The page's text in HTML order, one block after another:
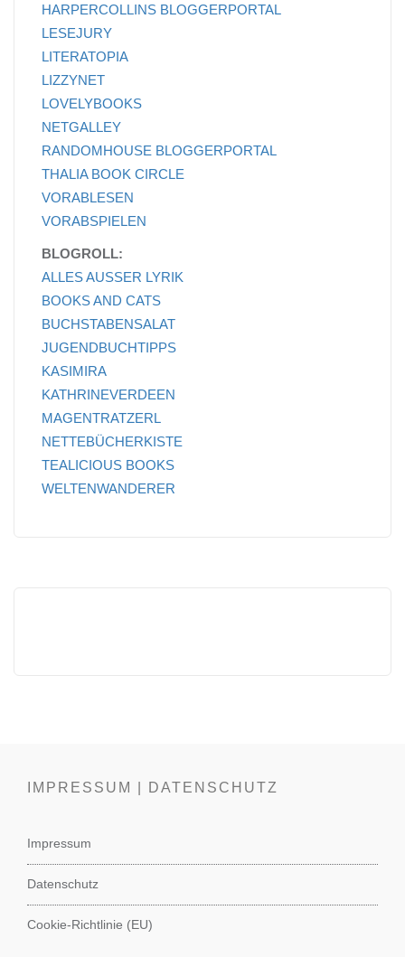
HARPERCOLLINS BLOGGERPORTAL
LESEJURY
LITERATOPIA
LIZZYNET
LOVELYBOOKS
NETGALLEY
RANDOMHOUSE BLOGGERPORTAL
THALIA BOOK CIRCLE
VORABLESEN
VORABSPIELEN
BLOGROLL:
ALLES AUSSER LYRIK
BOOKS AND CATS
BUCHSTABENSALAT
JUGENDBUCHTIPPS
KASIMIRA
KATHRINEVERDEEN
MAGENTRATZERL
NETTEBÜCHERKISTE
TEALICIOUS BOOKS
WELTENWANDERER
IMPRESSUM | DATENSCHUTZ
Impressum
Datenschutz
Cookie-Richtlinie (EU)